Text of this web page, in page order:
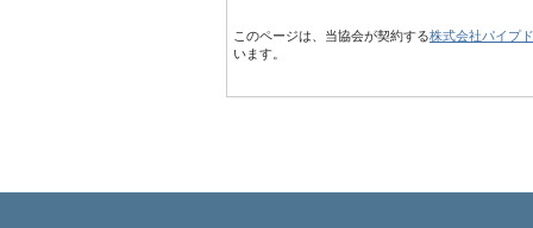
このページは、当協会が契約する株式会社パイプ
います。